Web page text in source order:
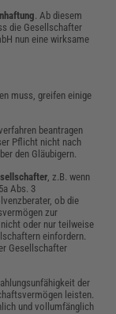
. Ab diesem
die Gesellschafter
nun eine wirksame
muss, greifen einige
beantragen
Pflicht nicht nach
den Gläubigern.
, z.B. wenn
Abs. 3
ob die
zur
oder nur teilweise
einfordern.
Gesellschafter
der
leisten.
und vollumfänglich